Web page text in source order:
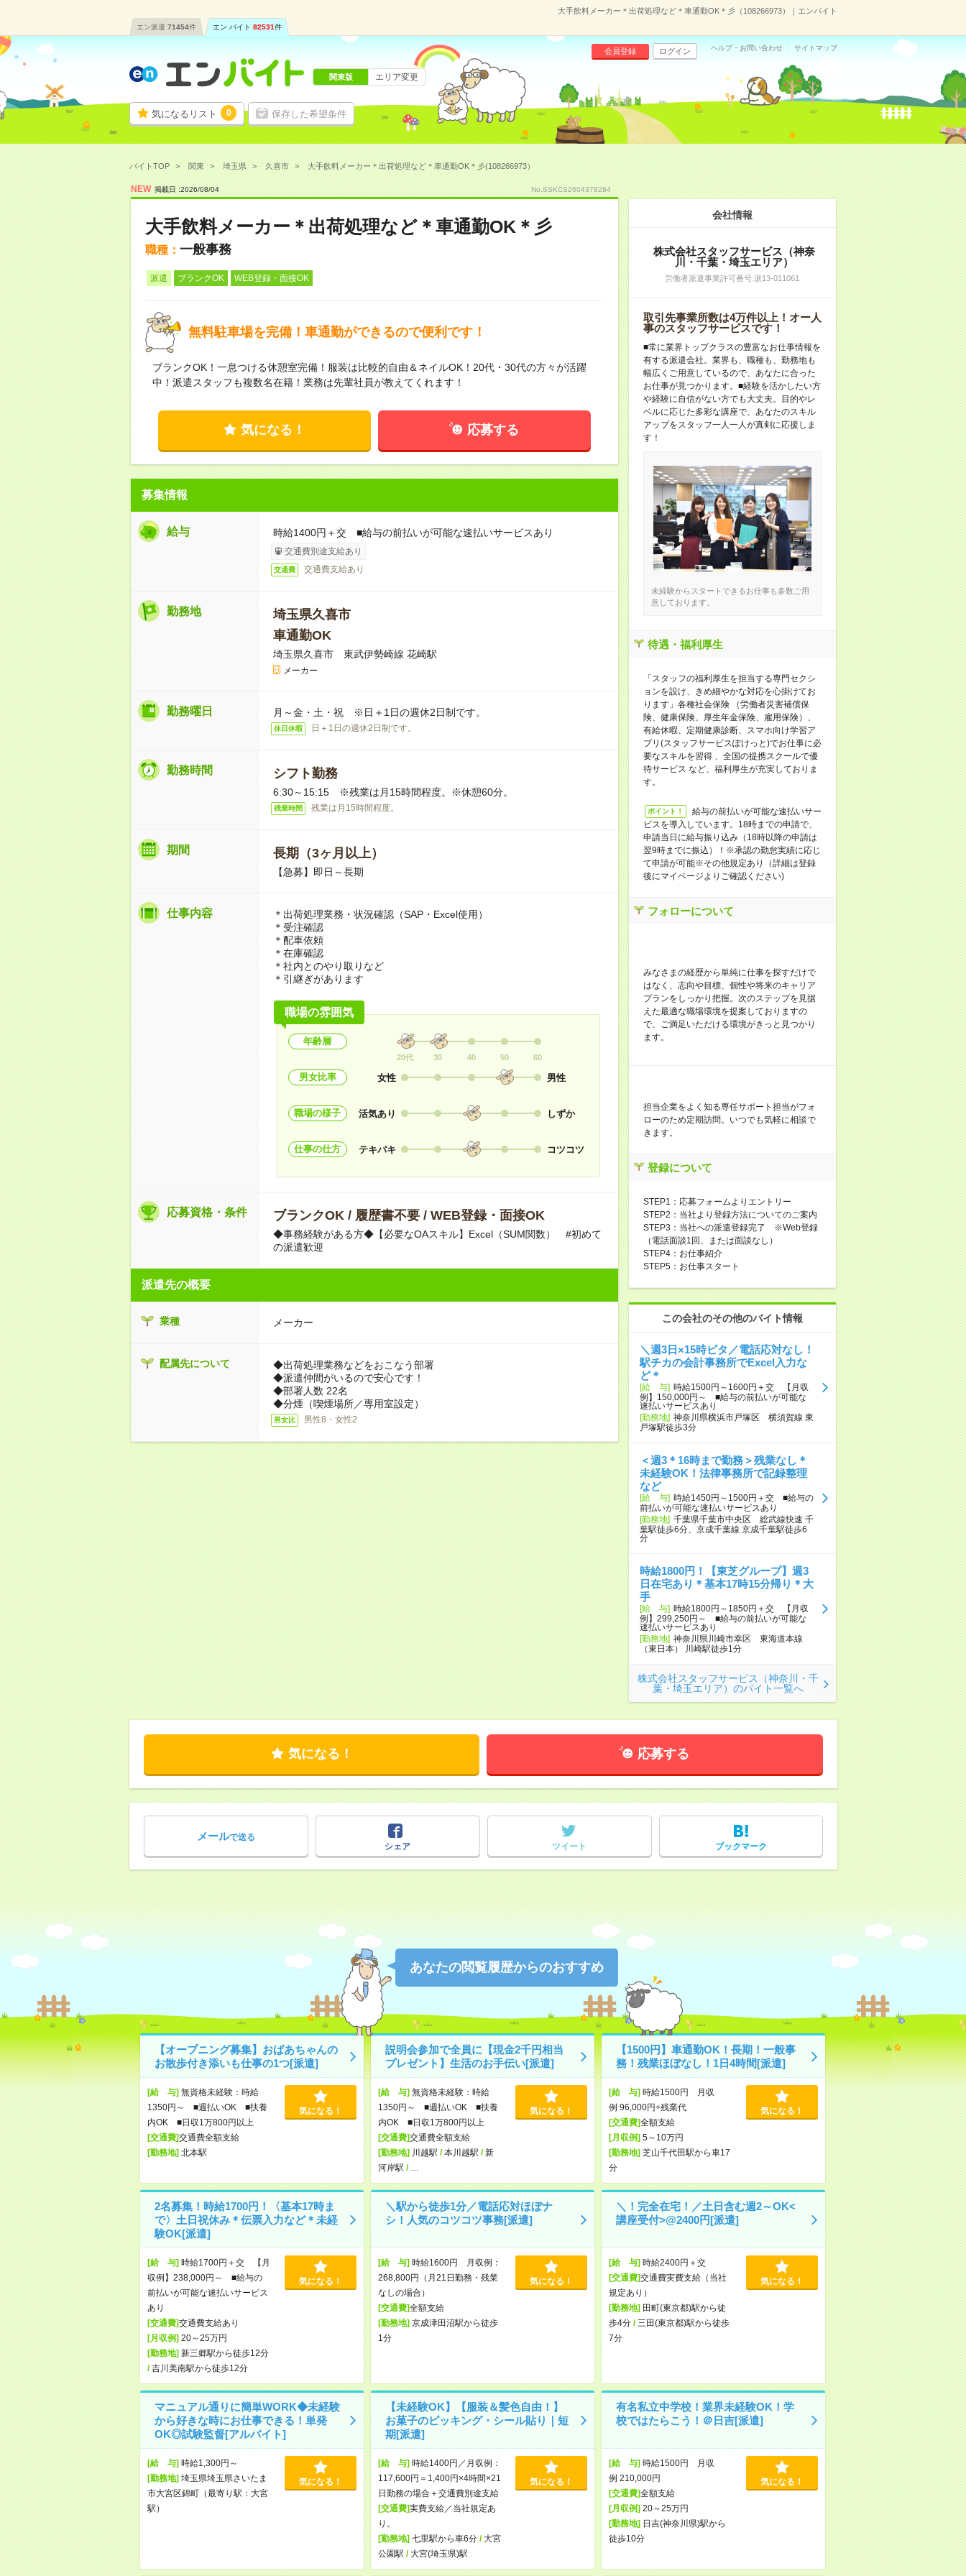
大手飲料メーカー＊出荷処理など＊車通勤OK＊彡（108266973）｜エンバイト
エン派遣 71454件 エン バイト 82531件
気になるリスト 0 保存した希望条件
会員登録 ログイン ヘルプ・お問い合わせ サイトマップ
関東版 エリア変更
バイトTOP 関東 埼玉県 久喜市 大手飲料メーカー＊出荷処理など＊車通勤OK＊彡(108266973）
NEW 掲載日 :2026/08/04 No.SSKCS2604378284
大手飲料メーカー＊出荷処理など＊車通勤OK＊彡
職種： 一般事務
派遣 ブランクOK WEB登録・面接OK
無料駐車場を完備！車通勤ができるので便利です！
ブランクOK！一息つける休憩室完備！服装は比較的自由＆ネイルOK！20代・30代の方々が活躍
中！派遣スタッフも複数名在籍！業務は先輩社員が教えてくれます！
気になる！ 応募する
募集情報
給与 時給1400円＋交 ■給与の前払いが可能な速払いサービスあり
交通費別途支給あり
交通費 交通費支給あり
勤務地
埼玉県久喜市
車通勤OK
埼玉県久喜市 東武伊勢崎線 花崎駅
メーカー
勤務曜日 月～金・土・祝 ※日＋1日の週休2日制です。
休日休暇 日＋1日の週休2日制です。
勤務時間 シフト勤務
6:30～15:15 ※残業は月15時間程度。※休憩60分。
残業時間 残業は月15時間程度。
期間 長期（3ヶ月以上）
【急募】即日～長期
仕事内容
＊出荷処理業務・状況確認（SAP・Excel使用）
＊受注確認
＊配車依頼
＊在庫確認
＊社内とのやり取りなど
＊引継ぎがあります
職場の雰囲気
年齢層
20代 30 40 50 60
男女比率 女性 男性
職場の様子 活気あり しずか
仕事の仕方 テキパキ コツコツ
応募資格・条件 ブランクOK / 履歴書不要 / WEB登録・面接OK
◆事務経験がある方◆【必要なOAスキル】Excel（SUM関数） #初めて
の派遣歓迎
派遣先の概要
業種 メーカー
配属先について
◆出荷処理業務などをおこなう部署
◆派遣仲間がいるので安心です！
◆部署人数 22名
◆分煙（喫煙場所／専用室設定）
男女比 男性8・女性2
会社情報
株式会社スタッフサービス（神奈
川・千葉・埼玉エリア）
労働者派遣事業許可番号:派13-011061
取引先事業所数は4万件以上！オー人
事のスタッフサービスです！
■常に業界トップクラスの豊富なお仕事情報を
有する派遣会社。業界も、職種も、勤務地も
幅広くご用意しているので、あなたに合った
お仕事が見つかります。■経験を活かしたい方
や経験に自信がない方でも大丈夫。目的やレ
ベルに応じた多彩な講座で、あなたのスキル
アップをスタッフ一人一人が真剣に応援しま
す！
未経験からスタートできるお仕事も多数ご用
意しております。
待遇・福利厚生
「スタッフの福利厚生を担当する専門セクシ
ョンを設け、きめ細やかな対応を心掛けてお
ります」各種社会保険 （労働者災害補償保
険、健康保険、厚生年金保険、雇用保険）、
有給休暇、定期健康診断、スマホ向け学習ア
プリ(スタッフサービスぽけっと)でお仕事に必
要なスキルを習得 、全国の提携スクールで優
待サービス など、福利厚生が充実しておりま
す。
ポイント！
給与の前払いが可能な速払いサー
ビスを導入しています。18時までの申請で、
申請当日に給与振り込み（18時以降の申請は
翌9時までに振込）！※承認の勤怠実績に応じ
て申請が可能※その他規定あり（詳細は登録
後にマイページよりご確認ください)
フォローについて
みなさまの経歴から単純に仕事を探すだけで
はなく、志向や目標、個性や将来のキャリア
プランをしっかり把握。次のステップを見据
えた最適な職場環境を提案しておりますの
で、ご満足いただける環境がきっと見つかり
ます。
担当企業をよく知る専任サポート担当がフォ
ローのため定期訪問。いつでも気軽に相談で
きます。
登録について
STEP1：応募フォームよりエントリー
STEP2：当社より登録方法についてのご案内
STEP3：当社への派遣登録完了 ※Web登録
（電話面談1回、または面談なし）
STEP4：お仕事紹介
STEP5：お仕事スタート
この会社のその他のバイト情報
＼週3日×15時ピタ／電話応対なし！
駅チカの会計事務所でExcel入力な
ど＊
[給 与] 時給1500円～1600円＋交 【月収
例】150,000円～ ■給与の前払いが可能な
速払いサービスあり
[勤務地] 神奈川県横浜市戸塚区 横須賀線 東
戸塚駅徒歩3分
＜週3＊16時まで勤務＞残業なし＊
未経験OK！法律事務所で記録整理
など
[給 与] 時給1450円～1500円＋交 ■給与の
前払いが可能な速払いサービスあり
[勤務地] 千葉県千葉市中央区 総武線快速 千
葉駅徒歩6分、京成千葉線 京成千葉駅徒歩6
分
時給1800円！【東芝グループ】週3
日在宅あり＊基本17時15分帰り＊大
手
[給 与] 時給1800円～1850円＋交 【月収
例】299,250円～ ■給与の前払いが可能な
速払いサービスあり
[勤務地] 神奈川県川崎市幸区 東海道本線
（東日本） 川崎駅徒歩1分
株式会社スタッフサービス（神奈川・千
葉・埼玉エリア）のバイト一覧へ
気になる！ 応募する
メールで送る
シェア
ツイート ブックマーク
あなたの閲覧履歴からのおすすめ
【オープニング募集】おばあちゃんの
お散歩付き添いも仕事の1つ[派遣]
[給 与]無資格未経験：時給
1350円～ ■週払いOK ■扶養
内OK ■日収1万800円以上
[交通費]交通費全額支給
[勤務地]北本駅
気になる！
説明会参加で全員に【現金2千円相当
プレゼント】生活のお手伝い[派遣]
[給 与]無資格未経験：時給
1350円～ ■週払いOK ■扶養
内OK ■日収1万800円以上
[交通費]交通費全額支給
[勤務地]川越駅 /本川越駅 /新
河岸駅 /
気になる！
【1500円】車通勤OK！長期！一般事
務！残業ほぼなし！1日4時間[派遣]
[給 与]時給1500円 月収
例 96,000円+残業代
[交通費]全額支給
[月収例]5～10万円
[勤務地]芝山千代田駅から車17
分
気になる！
2名募集！時給1700円！〈基本17時ま
で〉土日祝休み＊伝票入力など＊未経
験OK[派遣]
[給 与]時給1700円＋交 【月
収例】238,000円～ ■給与の
前払いが可能な速払いサービス
あり
[交通費]交通費支給あり
[月収例]20～25万円
[勤務地]新三郷駅から徒歩12分
/吉川美南駅から徒歩12分
気になる！
＼駅から徒歩1分／電話応対ほぼナ
シ！人気のコツコツ事務[派遣]
[給 与]時給1600円 月収例：
268,800円（月21日勤務・残業
なしの場合）
[交通費]全額支給
[勤務地]京成津田沼駅から徒歩
1分
気になる！
＼！完全在宅！／土日含む週2～OK<
講座受付>@2400円[派遣]
[給 与]時給2400円＋交
[交通費]交通費実費支給（当社
規定あり）
[勤務地]田町(東京都)駅から徒
歩4分/ 三田(東京都)駅から徒歩
7分
気になる！
マニュアル通りに簡単WORK◆未経験
から好きな時にお仕事できる！単発
OK◎試験監督[アルバイト]
[給 与]時給1,300円～
[勤務地]埼玉県埼玉県さいたま
市大宮区錦町（最寄り駅：大宮
駅）
気になる！
【未経験OK】【服装＆髪色自由！】
お菓子のピッキング・シール貼り｜短
期[派遣]
[給 与]時給1400円／月収例：
117,600円＝1,400円×4時間×21
日勤務の場合＋交通費別途支給
[交通費]実費支給／当社規定あ
り。
[勤務地]七里駅から車6分/ 大宮
公園駅 / 大宮(埼玉県)駅
気になる！
有名私立中学校！業界未経験OK！学
校ではたらこう！＠日吉[派遣]
[給 与]時給1500円 月収
例 210,000円
[交通費]全額支給
[月収例]20～25万円
[勤務地]日吉(神奈川県)駅から
徒歩10分
気になる！